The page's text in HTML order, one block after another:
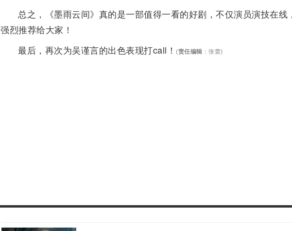
总之，《墨雨云间》真的是一部值得一看的好剧，不仅演员演技在线
强烈推荐给大家！
最后，再次为吴谨言的出色表现打call！ (责任编辑 ：张蕾)